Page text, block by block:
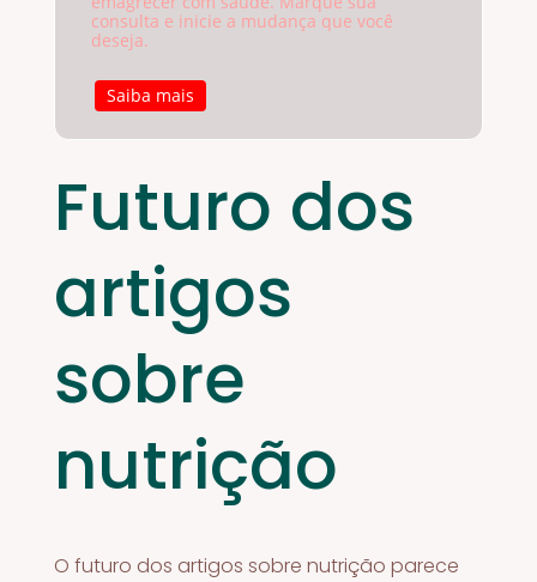
consulta e inicie a mudança que você
deseja.
Saiba mais
Futuro dos
artigos
sobre
nutrição
O futuro dos artigos sobre nutrição parece